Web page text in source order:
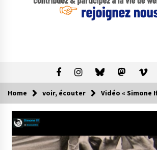
Home voir, écouter Vidéo « Simone